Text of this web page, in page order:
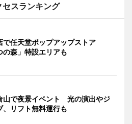
セスランキング
で任天堂ポップアップストア
の森」特設エリアも
山で夜景イベント 光の演出やジ
、リフト無料運行も